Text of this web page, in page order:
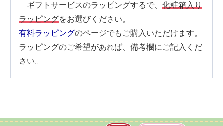
ギフトサービスのラッピングするで、化粧箱入り
ラッピングをお選びください。
有料ラッピングのページでもご購入いただけます。
ラッピングのご希望があれば、備考欄にご記入くだ
さい。